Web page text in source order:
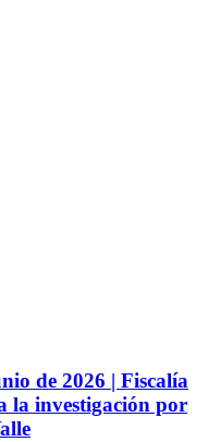
de 2026 | Fiscalía
la investigación por